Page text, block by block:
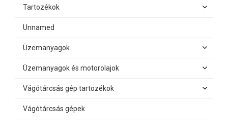
Tartozékok
Unnamed
Üzemanyagok
Üzemanyagok és motorolajok
Vágótárcsás gép tartozékok
Vágótárcsás gépek